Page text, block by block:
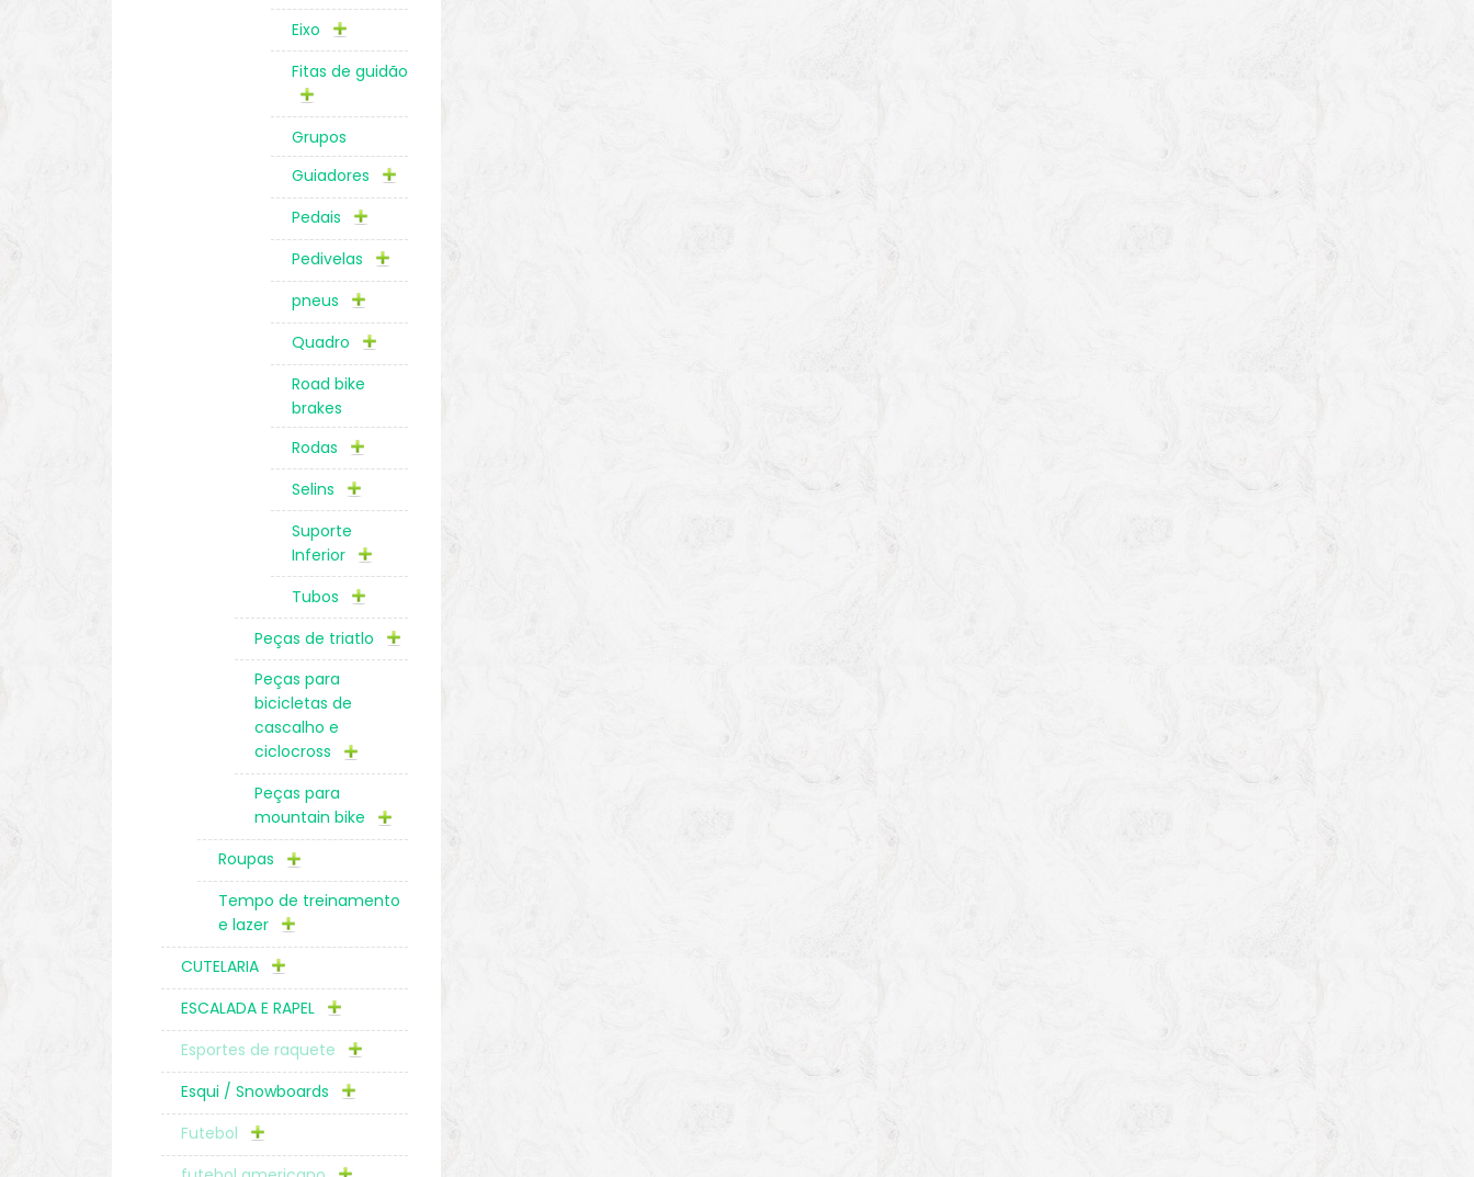
Eixo
Fitas de guidão
Grupos
Guiadores
Pedais
Pedivelas
pneus
Quadro
Road bike
brakes
Rodas
Selins
Suporte
Inferior
Tubos
Peças de triatlo
Peças para
bicicletas de
cascalho e
ciclocross
Peças para
mountain bike
Roupas
Tempo de treinamento
e lazer
CUTELARIA
ESCALADA E RAPEL
Esportes de raquete
Esqui / Snowboards
Futebol